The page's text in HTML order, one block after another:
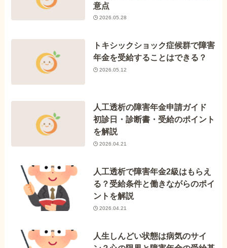
意点
2026.05.28
トキシックショック症候群で障害
年金を受給することはできる？
2026.05.12
人工透析の障害年金申請ガイド
初診日・診断書・受給のポイント
を解説
2026.04.21
人工透析で障害年金2級はもらえ
る？受給条件と働きながらのポイ
ントを解説
2026.04.21
人生しんどい状態は病気のサイ